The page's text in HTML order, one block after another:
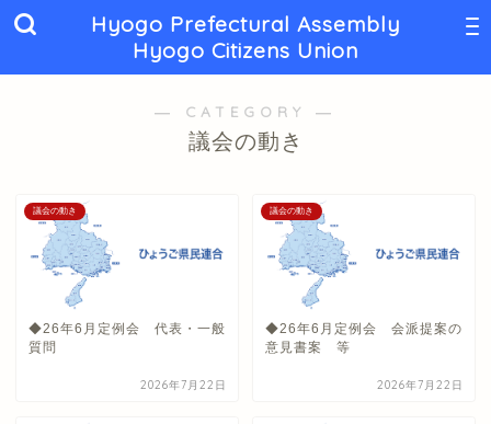
Hyogo Prefectural Assembly
Hyogo Citizens Union
― CATEGORY ―
議会の動き
議会の動き
◆26年6月定例会 代表・一般
質問
2026年7月22日
議会の動き
◆26年6月定例会 会派提案の
意見書案 等
2026年7月22日